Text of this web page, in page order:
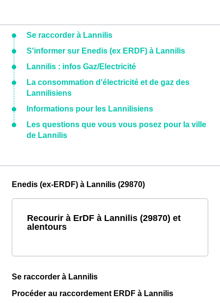
Se raccorder à Lannilis
S'informer sur Enedis (ex ERDF) à Lannilis
Lannilis : infos Gaz/Electricité
La consommation d'électricité et de gaz des
Lannilisiens
Informations pour les Lannilisiens
Les questions que vous vous posez pour la ville
de Lannilis
Enedis (ex-ERDF) à Lannilis (29870)
Recourir à ErDF à Lannilis (29870) et
alentours
Se raccorder à Lannilis
Procéder au raccordement ERDF à Lannilis